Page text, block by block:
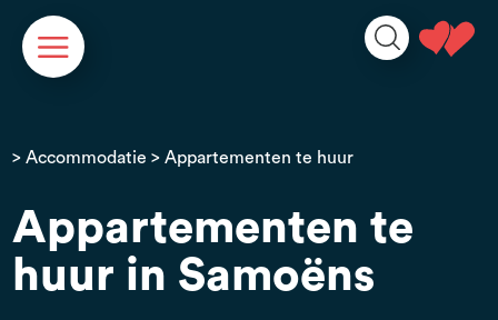
>Accommodatie > Appartementen te huur
Appartementen te
huur in Samoëns
Cookies beheer paneel